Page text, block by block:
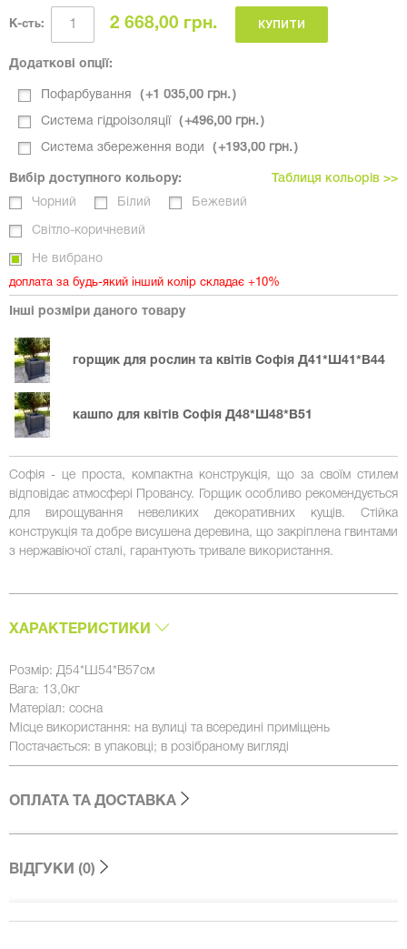
К-сть: 2 668,00 грн. КУПИТИ
Додаткові опції:
Пофарбування +1 035,00 грн.
Система гідроізоляції +496,00 грн.
Система збереження води +193,00 грн.
Вибір доступного кольору:
Таблиця кольорів >>
Чорний
Білий Бежевий
Світло-коричневий
Не вибрано
доплата за будь-який інший колір складає +10%
Інші розміри даного товару
горщик для рослин та квітів Софія Д41*Ш41*В44
кашпо для квітів Софія Д48*Ш48*В51
Софія - це проста, компактна конструкція, що за своїм стилем
відповідає атмосфері Провансу. Горщик особливо рекомендується
для вирощування невеликих декоративних кущів. Стійка
конструкція та добре висушена деревина, що закріплена гвинтами
з нержавіючої сталі, гарантують тривале використання.
ХАРАКТЕРИСТИКИ
Розмір: Д54*Ш54*В57см
Вага: 13,0кг
Матеріал: сосна
Місце використання: на вулиці та всередині приміщень
Постачається: в упаковці; в розібраному вигляді
ОПЛАТА ТА ДОСТАВКА
ВІДГУКИ (0)